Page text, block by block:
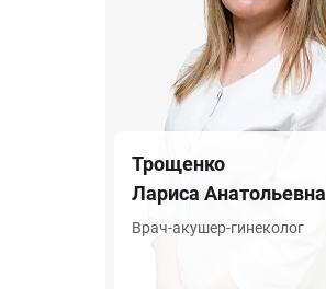
Трощенко
Лариса Анатольевна
Врач-акушер-гинеколог